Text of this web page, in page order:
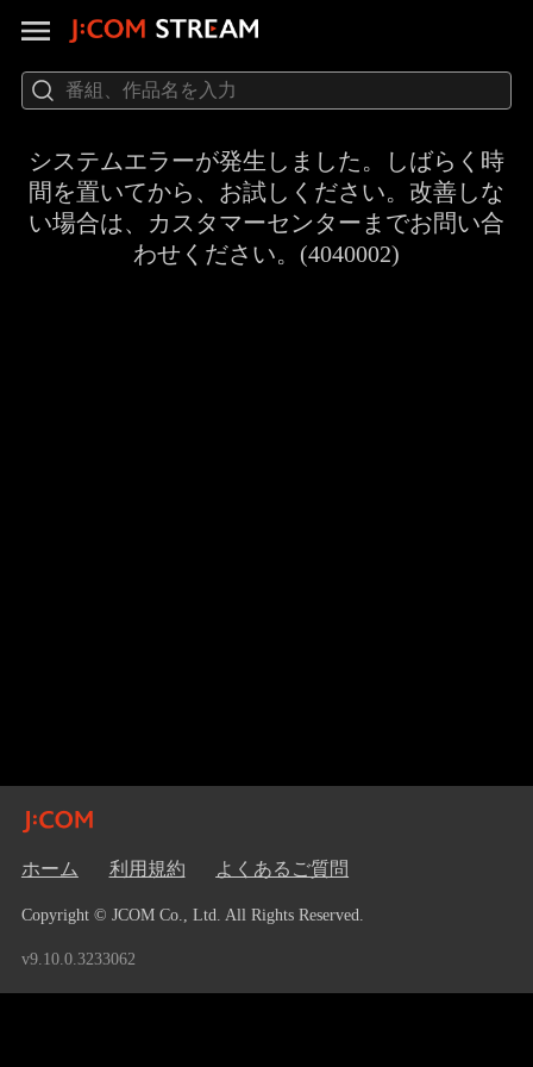
システムエラーが発生しました。しばらく時
間を置いてから、お試しください。改善しな
い場合は、カスタマーセンターまでお問い合
わせください。(4040002)
ホーム 利用規約 よくあるご質問
Copyright © JCOM Co., Ltd. All Rights Reserved.
v9.10.0.3233062